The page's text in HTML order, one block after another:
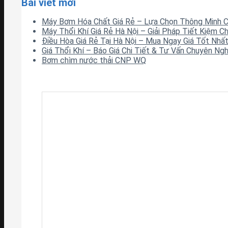
Bài viết mới
Máy Bơm Hóa Chất Giá Rẻ – Lựa Chọn Thông Minh
Máy Thổi Khí Giá Rẻ Hà Nội – Giải Pháp Tiết Kiệm
Điều Hòa Giá Rẻ Tại Hà Nội – Mua Ngay Giá Tốt Nhất
Giá Thổi Khí – Báo Giá Chi Tiết & Tư Vấn Chuyên
Bơm chìm nước thải CNP WQ